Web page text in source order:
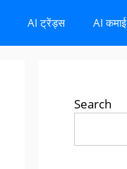
AI ट्रेंड्स AI कमाई
Search